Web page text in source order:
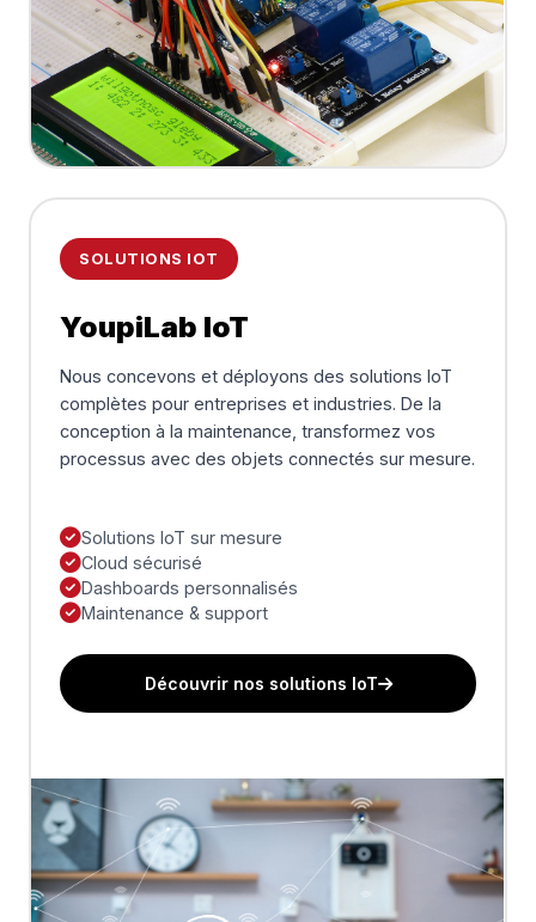
SOLUTIONS IOT
YoupiLab IoT
Nous concevons et déployons des solutions IoT
complètes pour entreprises et industries. De la
conception à la maintenance, transformez vos
processus avec des objets connectés sur mesure.
Solutions IoT sur mesure
Cloud sécurisé
Dashboards personnalisés
Maintenance & support
Découvrir nos solutions IoT